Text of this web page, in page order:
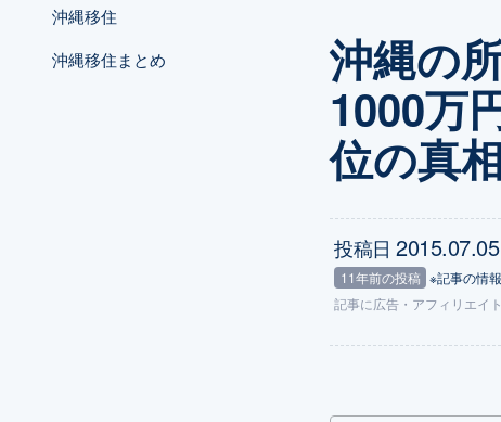
沖縄移住
沖縄移住まとめ
沖縄の
1000万
位の真
投稿日 2015.07.05
11年前の投稿 ※記事の情
記事に広告 ・アフィリエイ